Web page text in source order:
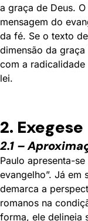
a graça de Deus.
mensagem do
da fé. Se o texto
dimensão da
com a
lei.
2. Exegese
2.1 –
Paulo apresenta-
evangelho”. Já em
demarca a
romanos na
forma, ele delineia